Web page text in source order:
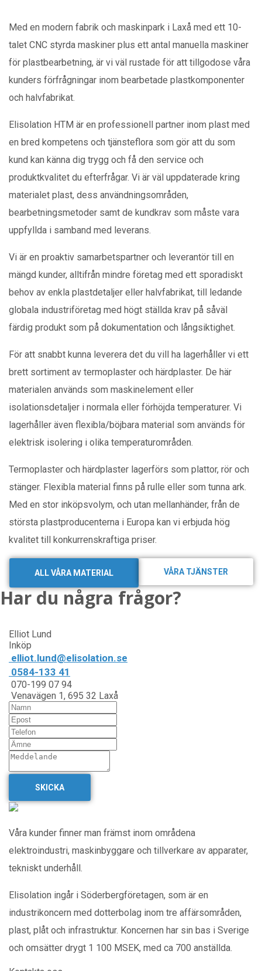
Med en modern fabrik och maskinpark i Laxå med ett 10-
talet CNC styrda maskiner plus ett antal manuella maskiner
för plastbearbetning, är vi väl rustade för att tillgodose våra
kunders förfrågningar inom bearbetade plastkomponenter
och halvfabrikat.
Elisolation HTM är en professionell partner inom plast med
en bred kompetens och tjänsteflora som gör att du som
kund kan känna dig trygg och få den service och
produktkvalitet du efterfrågar. Vi är väl uppdaterade kring
materialet plast, dess användningsområden,
bearbetningsmetoder samt de kundkrav som måste vara
uppfyllda i samband med leverans.
Vi är en proaktiv samarbetspartner och leverantör till en
mängd kunder, alltifrån mindre företag med ett sporadiskt
behov av enkla plastdetaljer eller halvfabrikat, till ledande
globala industriföretag med högt ställda krav på såväl
färdig produkt som på dokumentation och långsiktighet.
För att snabbt kunna leverera det du vill ha lagerhåller vi ett
brett sortiment av termoplaster och härdplaster. De här
materialen används som maskinelement eller
isolationsdetaljer i normala eller förhöjda temperaturer. Vi
lagerhåller även flexibla/böjbara material som används för
elektrisk isolering i olika temperaturområden.
Termoplaster och härdplaster lagerförs som plattor, rör och
stänger. Flexibla material finns på rulle eller som tunna ark.
Med en stor inköpsvolym, och utan mellanhänder, från de
största plastproducenterna i Europa kan vi erbjuda hög
kvalitet till konkurrenskraftiga priser.
ALL VÅRA MATERIAL VÅRA TJÄNSTER
Har du några frågor?
Elliot Lund
Inköp
elliot.lund@elisolation.se
0584-133 41
070-199 07 94
Venavägen 1, 695 32 Laxå
SKICKA
Våra kunder finner man främst inom områdena
elektroindustri, maskinbyggare och tillverkare av apparater,
tekniskt underhåll.
Elisolation ingår i Söderbergföretagen, som är en
industrikoncern med dotterbolag inom tre affärsområden,
plast, plåt och infrastruktur. Koncernen har sin bas i Sverige
och omsätter drygt 1 100 MSEK, med ca 700 anställda.